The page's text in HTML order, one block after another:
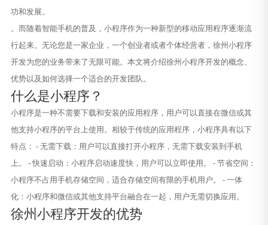
功和发展。
。而随着智能手机的普及，小程序作为一种新型的移动应用程序逐渐流
行起来。无论您是一家企业，一个创业者或者个体经营者，徐州小程序
开发为您的业务带来了无限可能。本文将介绍徐州小程序开发的概念、
优势以及如何选择一个适合的开发团队。
什么是小程序？
小程序是一种不需要下载和安装的应用程序，用户可以直接在微信或其
他支持小程序的平台上使用。相较于传统的应用程序，小程序具有以下
特点： - 无需下载：用户可以直接打开小程序，无需下载安装到手机
上。 - 快速启动：小程序启动速度快，用户可以立即使用。 - 节省空间：
小程序不占用手机存储空间，适合存储空间有限的手机用户。 - 一体
化：小程序和微信或其他支持平台融合在一起，用户无需切换应用。
徐州小程序开发的优势